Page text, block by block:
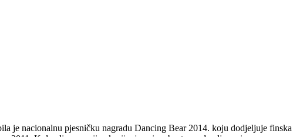
je nacionalnu pjesničku nagradu Dancing Bear 2014. koju dodjeljuje finska